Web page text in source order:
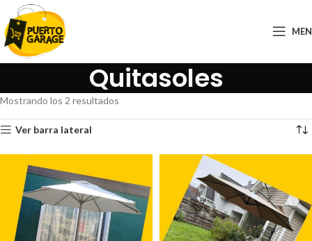
Quitasoles
Mostrando los 2 resultados
Ver barra lateral